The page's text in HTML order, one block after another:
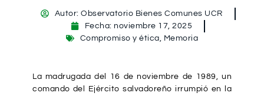
Autor: Observatorio Bienes Comunes UCR
Fecha: noviembre 17, 2025
Compromiso y ética
Memoria
La madrugada del 16 de noviembre de 1989, un
comando del Ejército salvadoreño irrumpió en la